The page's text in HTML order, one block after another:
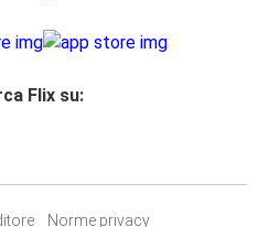
Flix su:
Norme privacy